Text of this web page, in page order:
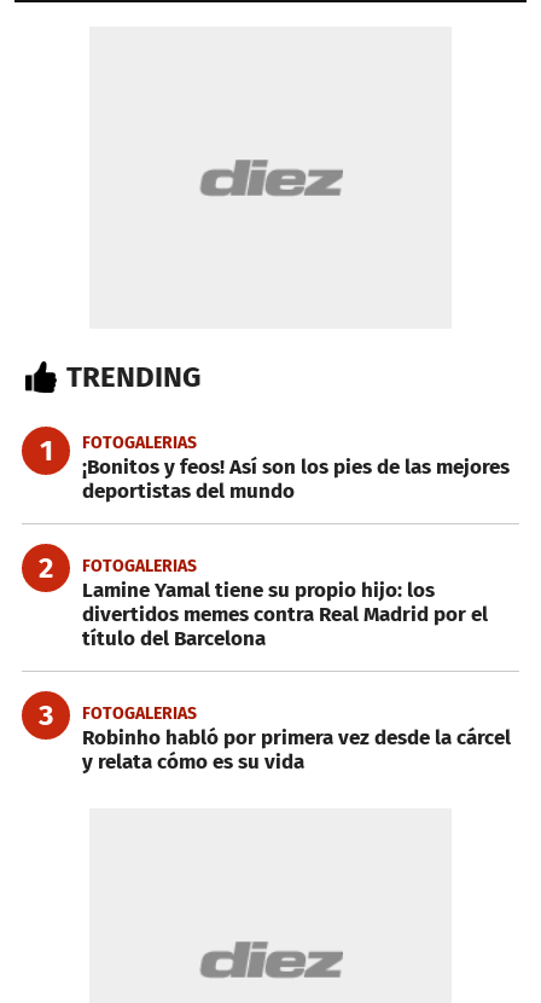
TRENDING
1 FOTOGALERIAS
¡Bonitos y feos! Así son los pies de las mejores
deportistas del mundo
2 FOTOGALERIAS
Lamine Yamal tiene su propio hijo: los
divertidos memes contra Real Madrid por el
título del Barcelona
3 FOTOGALERIAS
Robinho habló por primera vez desde la cárcel
y relata cómo es su vida